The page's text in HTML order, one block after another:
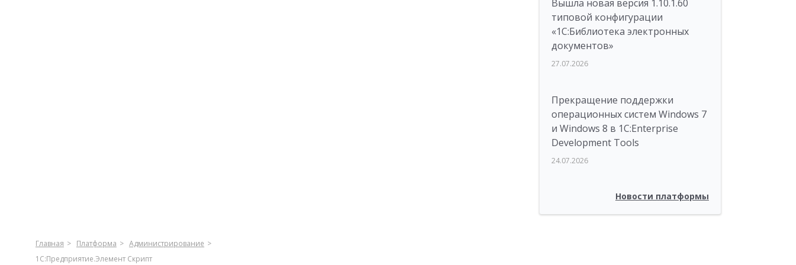
Вышла новая версия 1.10.1.60
типовой конфигурации
«1С:Библиотека электронных
документов»
27.07.2026
Прекращение поддержки
операционных систем Windows 7
и Windows 8 в 1C:Enterprise
Development Tools
24.07.2026
Новости платформы
Главная Платформа
Администрирование
1C:Предприятие.Элемент Скрипт